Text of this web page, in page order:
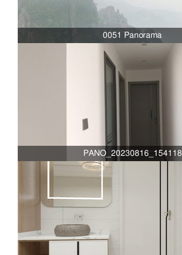
0051 Panorama
PANO_20230816_154118